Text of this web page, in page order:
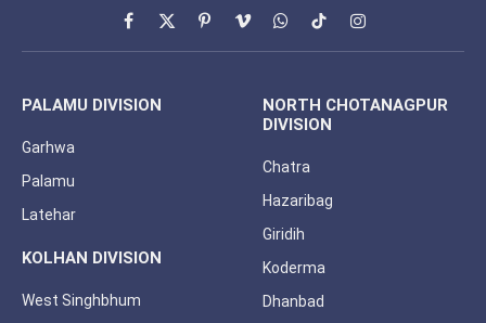
Facebook
X
(Twitter)
PinterestVimeoWhatsApp
TikTokInstagram
PALAMU DIVISION
Garhwa
Palamu
Latehar
KOLHAN DIVISION
West Singhbhum
NORTH CHOTANAGPUR
DIVISION
Chatra
Hazaribag
Giridih
Koderma
Dhanbad